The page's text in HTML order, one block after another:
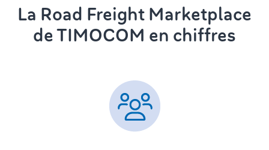
La Road Freight Marketplace
de TIMOCOM en chiffres